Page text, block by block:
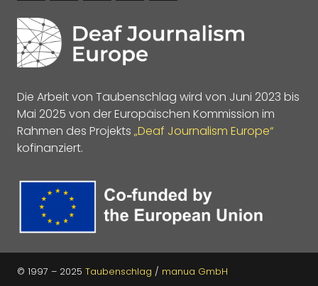
Die Arbeit von Taubenschlag wird von Juni 2023 bis
Mai 2025 von der Europäischen Kommission im
Rahmen des Projekts „Deaf Journalism Europe“
kofinanziert.
© 1997 – 2025 Taubenschlag / manua GmbH